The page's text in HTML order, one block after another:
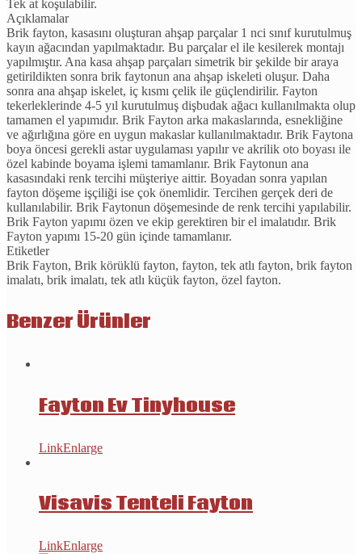
Tek at koşulabilir.
Açıklamalar
Brik fayton, kasasını oluşturan ahşap parçalar 1 nci sınıf kurutulmuş
kayın ağacından yapılmaktadır. Bu parçalar el ile kesilerek montajı
yapılmıştır. Ana kasa ahşap parçaları simetrik bir şekilde bir araya
getirildikten sonra brik faytonun ana ahşap iskeleti oluşur. Daha
sonra ana ahşap iskelet, iç kısmı çelik ile güçlendirilir. Fayton
tekerleklerinde 4-5 yıl kurutulmuş dişbudak ağacı kullanılmakta olup
tamamen el yapımıdır. Brik Fayton arka makaslarında, esnekliğine
ve ağırlığına göre en uygun makaslar kullanılmaktadır. Brik Faytona
boya öncesi gerekli astar uygulaması yapılır ve akrilik oto boyası ile
özel kabinde boyama işlemi tamamlanır. Brik Faytonun ana
kasasındaki renk tercihi müşteriye aittir. Boyadan sonra yapılan
fayton döşeme işçiliği ise çok önemlidir. Tercihen gerçek deri de
kullanılabilir. Brik Faytonun döşemesinde de renk tercihi yapılabilir.
Brik Fayton yapımı özen ve ekip gerektiren bir el imalatıdır. Brik
Fayton yapımı 15-20 gün içinde tamamlanır.
Etiketler
Brik Fayton, Brik körüklü fayton, fayton, tek atlı fayton, brik fayton
imalatı, brik imalatı, tek atlı küçük fayton, özel fayton.
Benzer Ürünler
Fayton Ev Tinyhouse
LinkEnlarge
Visavis Tenteli Fayton
LinkEnlarge